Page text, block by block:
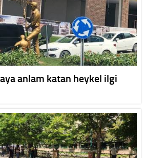
anlam katan heykel ilgi